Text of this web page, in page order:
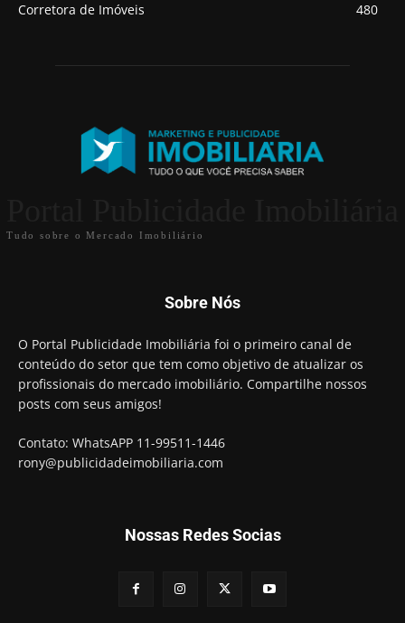
Corretora de Imóveis
480
Tudo sobre o Mercado Imobiliário
Sobre Nós
O Portal Publicidade Imobiliária foi o primeiro canal de
conteúdo do setor que tem como objetivo de atualizar os
profissionais do mercado imobiliário. Compartilhe nossos
posts com seus amigos!
Contato: WhatsAPP 11-99511-1446
rony@publicidadeimobiliaria.com
Nossas Redes Socias